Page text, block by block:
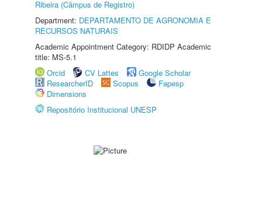
Ribeira (Câmpus de Registro)
Department: DEPARTAMENTO DE AGRONOMIA E
RECURSOS NATURAIS
Academic Appointment Category: RDIDP Academic
title: MS-5.1
Orcid
CV Lattes
Google Scholar
ResearcherID
Scopus
Fapesp
Dimensions
Repositório Institucional UNESP